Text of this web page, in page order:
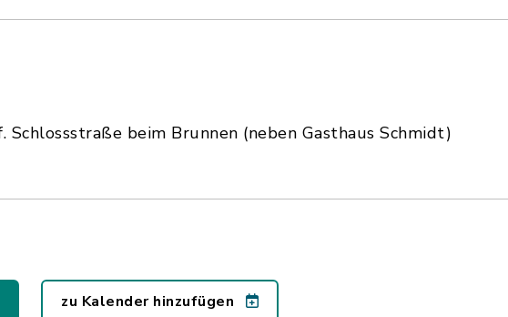
Schlossstraße beim Brunnen (neben Gasthaus Schmidt)
zu Kalender hinzufügen